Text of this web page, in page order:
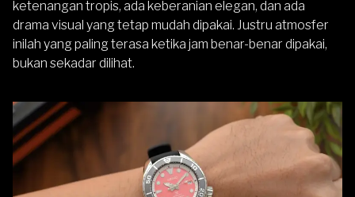
ketenangan tropis, ada keberanian elegan, dan ada
drama visual yang tetap mudah dipakai. Justru atmosfer
inilah yang paling terasa ketika jam benar-benar dipakai,
bukan sekadar dilihat.